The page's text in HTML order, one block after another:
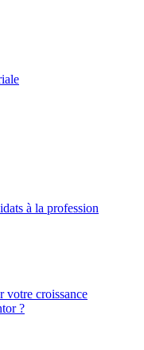
à la profession
votre croissance
?